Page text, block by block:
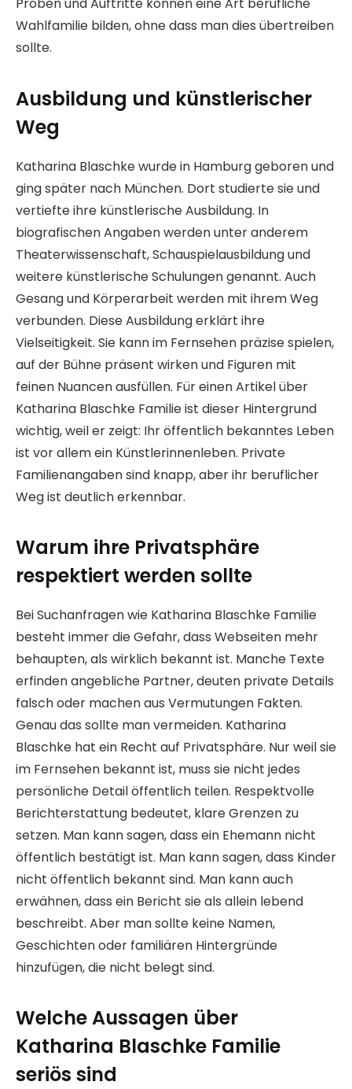
Proben und Auftritte können eine Art berufliche
Wahlfamilie bilden, ohne dass man dies übertreiben
sollte.
Ausbildung und künstlerischer
Weg
Katharina Blaschke wurde in Hamburg geboren und
ging später nach München. Dort studierte sie und
vertiefte ihre künstlerische Ausbildung. In
biografischen Angaben werden unter anderem
Theaterwissenschaft, Schauspielausbildung und
weitere künstlerische Schulungen genannt. Auch
Gesang und Körperarbeit werden mit ihrem Weg
verbunden. Diese Ausbildung erklärt ihre
Vielseitigkeit. Sie kann im Fernsehen präzise spielen,
auf der Bühne präsent wirken und Figuren mit
feinen Nuancen ausfüllen. Für einen Artikel über
Katharina Blaschke Familie ist dieser Hintergrund
wichtig, weil er zeigt: Ihr öffentlich bekanntes Leben
ist vor allem ein Künstlerinnenleben. Private
Familienangaben sind knapp, aber ihr beruflicher
Weg ist deutlich erkennbar.
Warum ihre Privatsphäre
respektiert werden sollte
Bei Suchanfragen wie Katharina Blaschke Familie
besteht immer die Gefahr, dass Webseiten mehr
behaupten, als wirklich bekannt ist. Manche Texte
erfinden angebliche Partner, deuten private Details
falsch oder machen aus Vermutungen Fakten.
Genau das sollte man vermeiden. Katharina
Blaschke hat ein Recht auf Privatsphäre. Nur weil sie
im Fernsehen bekannt ist, muss sie nicht jedes
persönliche Detail öffentlich teilen. Respektvolle
Berichterstattung bedeutet, klare Grenzen zu
setzen. Man kann sagen, dass ein Ehemann nicht
öffentlich bestätigt ist. Man kann sagen, dass Kinder
nicht öffentlich bekannt sind. Man kann auch
erwähnen, dass ein Bericht sie als allein lebend
beschreibt. Aber man sollte keine Namen,
Geschichten oder familiären Hintergründe
hinzufügen, die nicht belegt sind.
Welche Aussagen über
Katharina Blaschke Familie
seriös sind